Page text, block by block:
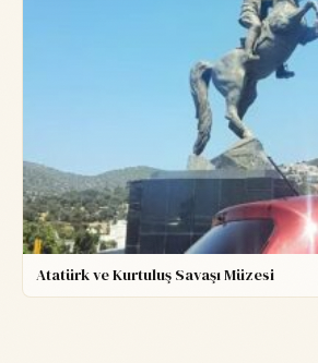
Atatürk ve Kurtuluş Savaşı Müzesi